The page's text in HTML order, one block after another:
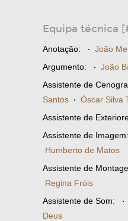
Equipa técnica
Anotação: · João
Argumento: · João
Assistente de
Santos · Óscar Silva
Assistente de
Assistente de Imagem:
Humberto de Matos
Assistente de
Regina Fróis
Assistente de Som: ·
Deus